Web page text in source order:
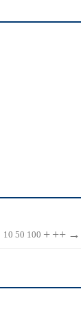
10 50 100 + ++ →